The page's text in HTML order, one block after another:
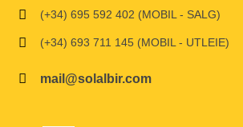
(+34) 695 592 402 (MOBIL - SALG)
(+34) 693 711 145 (MOBIL - UTLEIE)
mail@solalbir.com